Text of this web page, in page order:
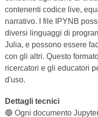
contenenti codice live,
narrativo. I file IPYNB
diversi linguaggi di
Julia, e possono essere
con gli altri. Questo
ricercatori e gli educatori
d'uso.
Dettagli tecnici
🔵 Ogni documento